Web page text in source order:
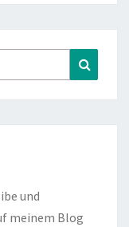
und
meinem Blog